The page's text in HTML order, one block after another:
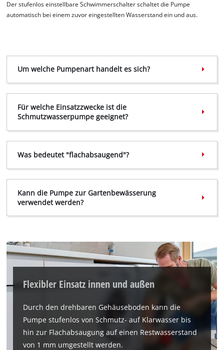
Wir benötigen deine Zustimmung, um
Google Maps laden zu können!
to trackers that are not disclosed to the
visitor. The website owner needs to setup
the site with their CMP to add this content
Powered by
Usercentrics Consent
Management Platform
Der stufenlos einstellbare Schwimmerschalter schaltet die Pumpe
automatisch bei einem zuvor eingestellten Wasserstand ein und aus.
Um welche Pumpenart handelt es sich?
Für welche Einsatzzwecke ist die
Schmutzwasserpumpe geeignet?
Was bedeutet "flachabsaugend"?
Kann die Pumpe zur Gartenbewässerung
verwendet werden?
Flexibler Einsatz innen und außen
Durch den drehbaren Gehäuseboden kann die
Pumpe stufenlos von Schmutz- auf Klarwasser bis
hin zur Flachabsaugung auf einen Restwasserstand
von 1 mm umgestellt werden.